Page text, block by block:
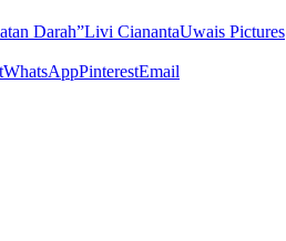
Darah”Livi CianantaUwais Pictures
WhatsAppPinterestEmail